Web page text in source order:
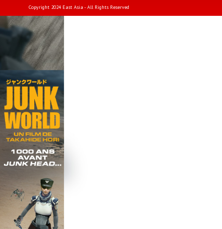
Copyright 2024 East Asia - All Rights Reserved